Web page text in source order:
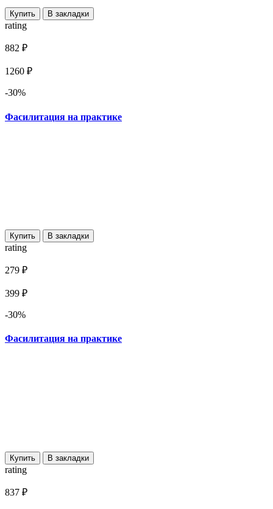
Купить В закладки
rating
882 ₽
1260 ₽
-30%
Фасилитация на практике
Купить В закладки
rating
279 ₽
399 ₽
-30%
Фасилитация на практике
Купить В закладки
rating
837 ₽